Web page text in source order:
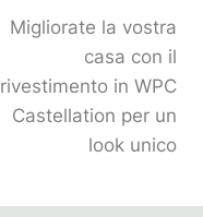
Migliorate la vostra
casa con il
rivestimento in WPC
Castellation per un
look unico